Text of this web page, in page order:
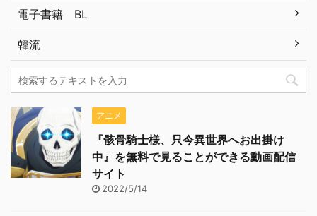
電子書籍 BL
韓流
アニメ
『骸骨騎士様、只今異世界へお出掛け
中』を無料で見ることができる動画配信
サイト
2022/5/14